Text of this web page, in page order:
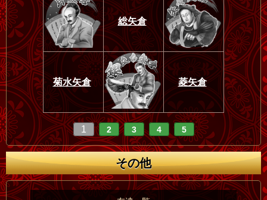
総矢倉
菊水矢倉 菱矢倉
1 2 3 4 5
その他